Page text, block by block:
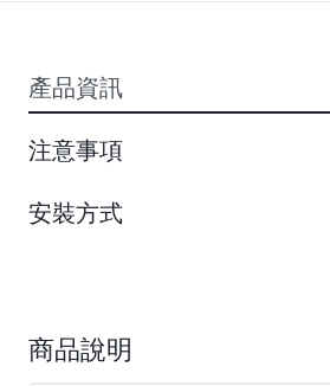
產品資訊
注意事項
安裝方式
商品說明